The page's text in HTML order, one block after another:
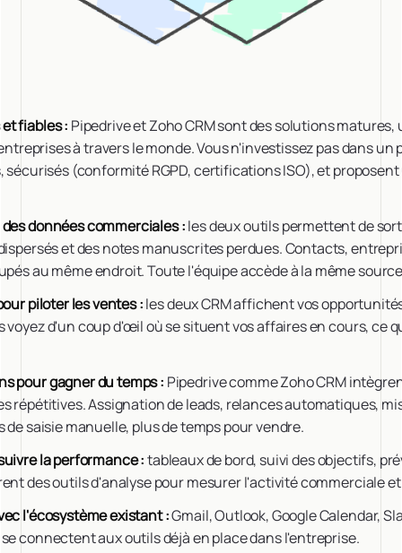
fiables : Pipedrive et Zoho CRM sont des solutions matures,
à travers le monde. Vous n'investissez pas dans
sécurisés (conformité RGPD, certifications ISO), et
données commerciales :les deux outils permettent de
et des notes manuscrites perdues. Contacts,
au même endroit. Toute l'équipe accède à la même
piloter les ventes :les deux CRM affichent vos
voyez d'un coup d'œil où se situent vos affaires en cours, ce
pour gagner du temps : Pipedrive comme Zoho CRM
répétitives. Assignation de leads, relances automatiques,
de saisie manuelle, plus de temps pour vendre.
la performance :tableaux de bord, suivi des objectifs,
des outils d'analyse pour mesurer l'activité commerciale
l'écosystème existant :Gmail, Outlook, Google Calendar,
se connectent aux outils déjà en place dans l'entreprise.